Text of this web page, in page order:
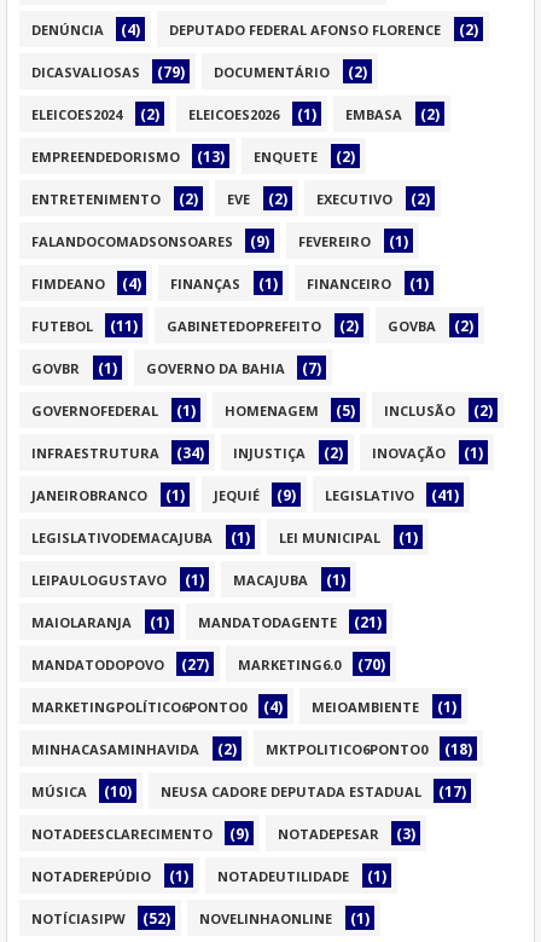
DENÚNCIA (4) DEPUTADO FEDERAL AFONSO FLORENCE (2)
DICASVALIOSAS (79) DOCUMENTÁRIO (2)
ELEICOES2024 (2) ELEICOES2026 (1) EMBASA (2)
EMPREENDEDORISMO (13) ENQUETE (2)
ENTRETENIMENTO (2) EVE (2) EXECUTIVO (2)
FALANDOCOMADSONSOARES (9) FEVEREIRO (1)
FIMDEANO (4) FINANÇAS (1) FINANCEIRO (1)
FUTEBOL (11) GABINETEDOPREFEITO (2) GOVBA (2)
GOVBR (1) GOVERNO DA BAHIA (7)
GOVERNOFEDERAL (1) HOMENAGEM (5) INCLUSÃO (2)
INFRAESTRUTURA (34) INJUSTIÇA (2) INOVAÇÃO (1)
JANEIROBRANCO (1) JEQUIÉ (9) LEGISLATIVO (41)
LEGISLATIVODEMACAJUBA (1) LEI MUNICIPAL (1)
LEIPAULOGUSTAVO (1) MACAJUBA (1)
MAIOLARANJA (1) MANDATODAGENTE (21)
MANDATODOPOVO (27) MARKETING6.0 (70)
MARKETINGPOLÍTICO6PONTO0 (4) MEIOAMBIENTE (1)
MINHACASAMINHAVIDA (2) MKTPOLITICO6PONTO0 (18)
MÚSICA (10) NEUSA CADORE DEPUTADA ESTADUAL (17)
NOTADEESCLARECIMENTO (9) NOTADEPESAR (3)
NOTADEREPÚDIO (1) NOTADEUTILIDADE (1)
NOTÍCIASIPW (52) NOVELINHAONLINE (1)